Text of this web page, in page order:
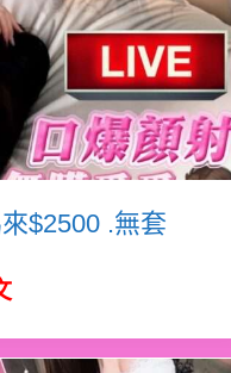
$2500 .無套